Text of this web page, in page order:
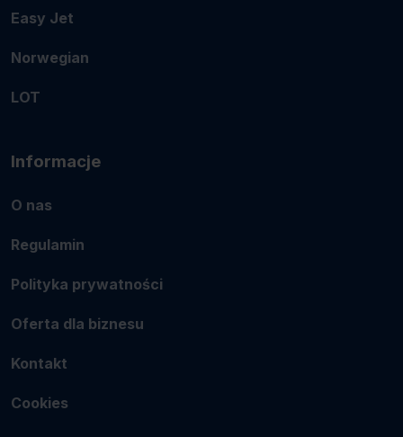
Easy Jet
Norwegian
LOT
Informacje
O nas
Regulamin
Polityka prywatności
Oferta dla biznesu
Kontakt
Cookies